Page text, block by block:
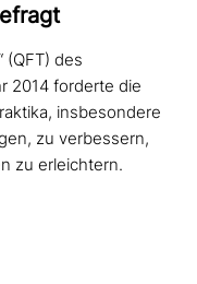
(QFT) des
2014 forderte die
insbesondere
zu verbessern,
zu erleichtern.